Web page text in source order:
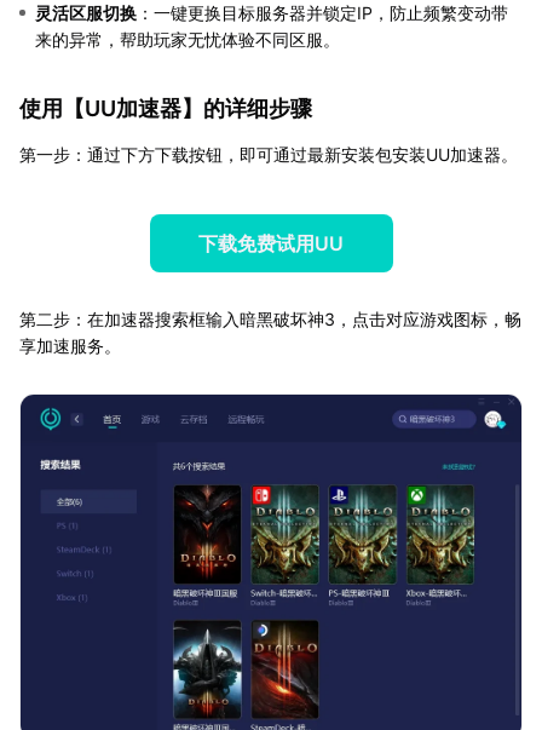
灵活区服切换 ：一键更换目标服务器并锁定IP，防止频繁变动带
来的异常，帮助玩家无忧体验不同区服。
使用【UU加速器】的详细步骤
第一步：通过下方下载按钮，即可通过最新安装包安装UU加速器。
下载免费试用UU
第二步：在加速器搜索框输入暗黑破坏神3，点击对应游戏图标，畅
享加速服务。